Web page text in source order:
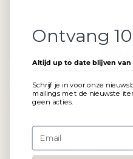
Eme blouse
€20 €39,99
XS/S
M/L XL/XXL
Ontvang
Altijd up to date blijven
Schrijf je in voor onze
mailings met de nieuwste
geen acties.